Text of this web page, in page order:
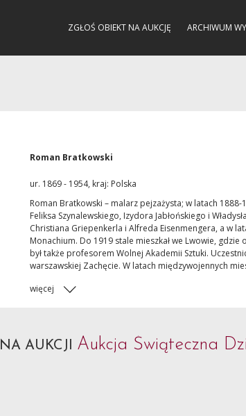
ZGŁOŚ OBIEKT NA AUKCJĘ ARCHIWUM
Roman Bratkowski
ur. 1869 - 1954, kraj: Polska
Roman Bratkowski – malarz pejzażysta; w latach 1888-
Feliksa Szynalewskiego, Izydora Jabłońskiego i
Christiana Griepenkerla i Alfreda Eisenmengera, a w
Monachium. Do 1919 stale mieszkał we Lwowie,
był także profesorem Wolnej Akademii Sztuki.
warszawskiej Zachęcie. W latach międzywojennych
więcej
NA AUKCJI Aukcja Świąteczna